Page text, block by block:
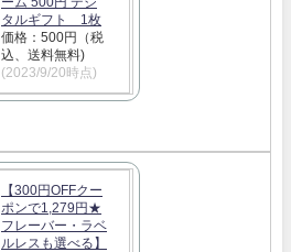
タルギフト 1枚
価格：500円（税
込、送料無料)
(2023/9/20時点)
【300円OFFクー
ポンで1,279円★
フレーバー・ラベ
ルレスも選べる】